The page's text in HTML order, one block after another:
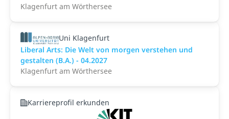
Klagenfurt am Wörthersee
Uni Klagenfurt
Liberal Arts: Die Welt von morgen verstehen und
gestalten (B.A.) - 04.2027
Klagenfurt am Wörthersee
Karriereprofil erkunden